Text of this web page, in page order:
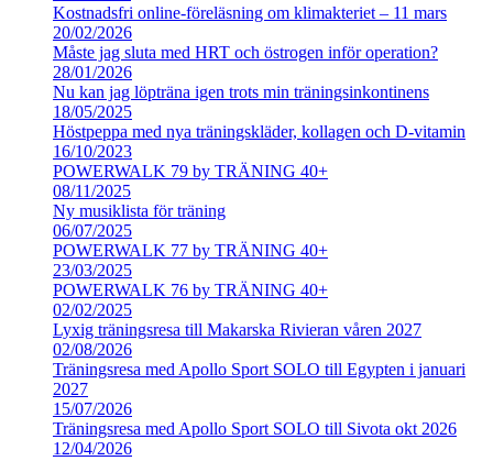
Kostnadsfri online-föreläsning om klimakteriet – 11 mars
20/02/2026
Måste jag sluta med HRT och östrogen inför operation?
28/01/2026
Nu kan jag löpträna igen trots min träningsinkontinens
18/05/2025
Höstpeppa med nya träningskläder, kollagen och D-vitamin
16/10/2023
POWERWALK 79 by TRÄNING 40+
08/11/2025
Ny musiklista för träning
06/07/2025
POWERWALK 77 by TRÄNING 40+
23/03/2025
POWERWALK 76 by TRÄNING 40+
02/02/2025
Lyxig träningsresa till Makarska Rivieran våren 2027
02/08/2026
Träningsresa med Apollo Sport SOLO till Egypten i januari
2027
15/07/2026
Träningsresa med Apollo Sport SOLO till Sivota okt 2026
12/04/2026